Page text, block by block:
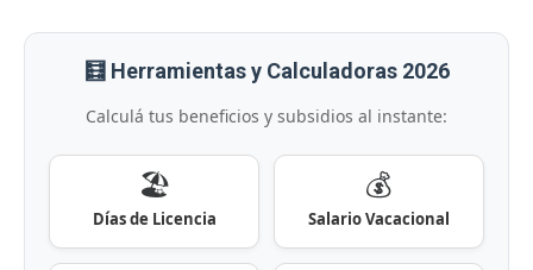
🧮 Herramientas y Calculadoras 2026
Calculá tus beneficios y subsidios al instante:
🏖️
Días de Licencia
💰
Salario Vacacional